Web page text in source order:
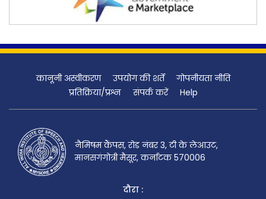
Varuna Campus
कानूनी अस्वीकरण उपयोग की शर्तें
गोपनीयता नीति
प्रतिक्रिया/प्रश्न
संपर्क करें Help
नैमिषम कैंपस, रोड नंबर 3, टी के लेआउट,
मानसगंगोत्री मैसूर, कर्नाटक 570006
दौरा :